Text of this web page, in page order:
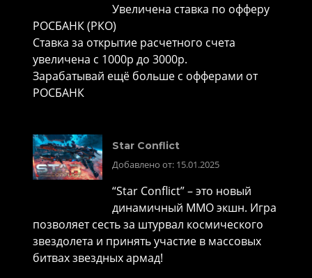
Увеличена ставка по офферу
РОСБАНК (РКО)
Ставка за открытие расчетного счета
увеличена с 1000р до 3000р.
Зарабатывай ещё больше с офферами от
РОСБАНК
Star Conflict
Добавлено от: 15.01.2025
“Star Conflict” – это новый
динамичный MMO экшн. Игра
позволяет сесть за штурвал космического
звездолета и принять участие в массовых
битвах звездных армад!